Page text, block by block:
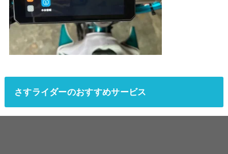
さすライダーのおすすめサービス